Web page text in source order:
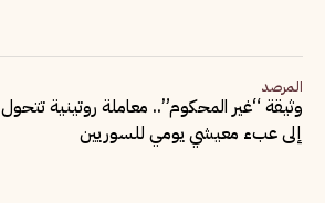
المرصد
وثيقة “غير المحكوم”.. معاملة روتينية تتحول
إلى عبء معيشي يومي للسوريين